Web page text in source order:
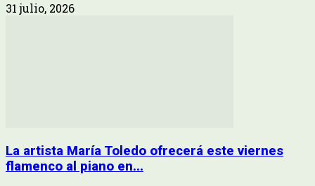
31 julio, 2026
La artista María Toledo ofrecerá este viernes
flamenco al piano en...